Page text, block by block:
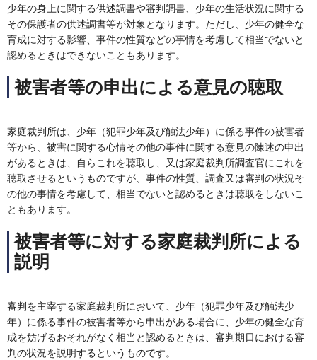
少年の身上に関する供述調書や審判調書、少年の生活状況に関する
その保護者の供述調書等が対象となります。ただし、少年の健全な
育成に対する影響、事件の性質などの事情を考慮して相当でないと
認めるときはできないこともあります。
被害者等の申出による意見の聴取
家庭裁判所は、少年（犯罪少年及び触法少年）に係る事件の被害者
等から、被害に関する心情その他の事件に関する意見の陳述の申出
があるときは、自らこれを聴取し、又は家庭裁判所調査官にこれを
聴取させるというものですが、事件の性質、調査又は審判の状況そ
の他の事情を考慮して、相当でないと認めるときは聴取をしないこ
ともあります。
被害者等に対する家庭裁判所による
説明
審判を主宰する家庭裁判所において、少年（犯罪少年及び触法少
年）に係る事件の被害者等から申出がある場合に、少年の健全な育
成を妨げるおそれがなく相当と認めるときは、審判期日における審
判の状況を説明するというものです。